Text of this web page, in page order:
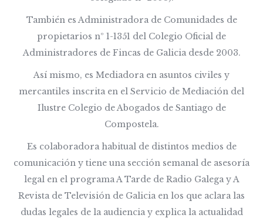
También es Administradora de Comunidades de
propietarios nº 1-1351 del Colegio Oficial de
Administradores de Fincas de Galicia desde 2003.
Así mismo, es Mediadora en asuntos civiles y
mercantiles inscrita en el Servicio de Mediación del
Ilustre Colegio de Abogados de Santiago de
Compostela.
Es colaboradora habitual de distintos medios de
comunicación y tiene una sección semanal de asesoría
legal en el programa A Tarde de Radio Galega y A
Revista de Televisión de Galicia en los que aclara las
dudas legales de la audiencia y explica la actualidad